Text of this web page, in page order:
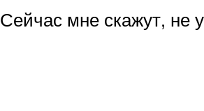
Сейчас мне скажут, не